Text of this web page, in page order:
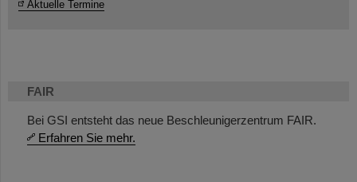
FAIR
Bei GSI entsteht das neue Beschleunigerzentrum FAIR.
Erfahren Sie mehr.
Aktuelle Termine